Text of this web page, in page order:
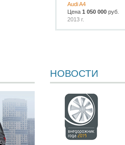
Audi A4
Цена1 050 000 руб.
2013 г.
НОВОСТИ